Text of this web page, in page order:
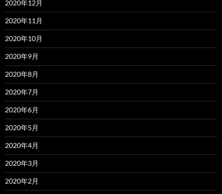
2020年12月
2020年11月
2020年10月
2020年9月
2020年8月
2020年7月
2020年6月
2020年5月
2020年4月
2020年3月
2020年2月